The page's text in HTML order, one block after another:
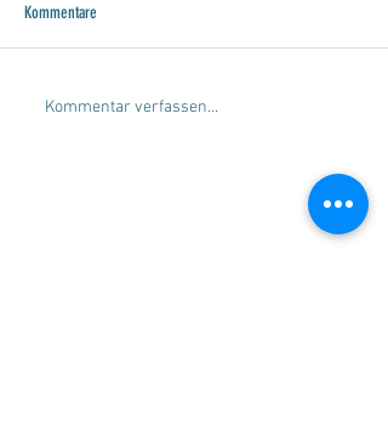
Kommentare
Kommentar verfassen...